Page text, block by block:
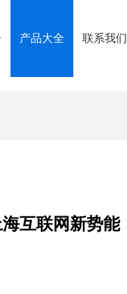
产品大全 联系我们
互联网新势能